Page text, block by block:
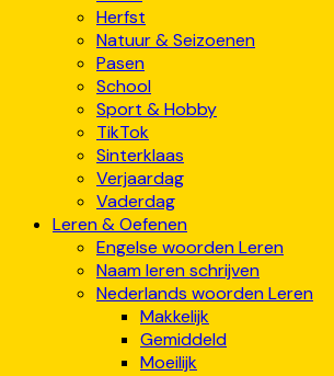
Herfst
Natuur & Seizoenen
Pasen
School
Sport & Hobby
TikTok
Sinterklaas
Verjaardag
Vaderdag
Leren & Oefenen
Engelse woorden Leren
Naam leren schrijven
Nederlands woorden Leren
Makkelijk
Gemiddeld
Moeilijk